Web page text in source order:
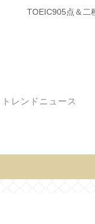
TOEIC905点＆二
トレンドニュース